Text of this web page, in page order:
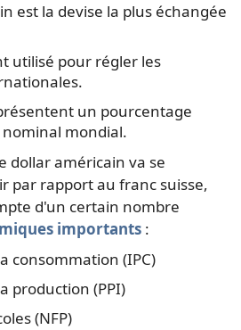
est la devise la plus échangée
utilisé pour régler les
un pourcentage
mondial.
dollar américain va se
par rapport au franc suisse,
d'un certain nombre
importants :
consommation (IPC)
production (PPI)
(NFP)